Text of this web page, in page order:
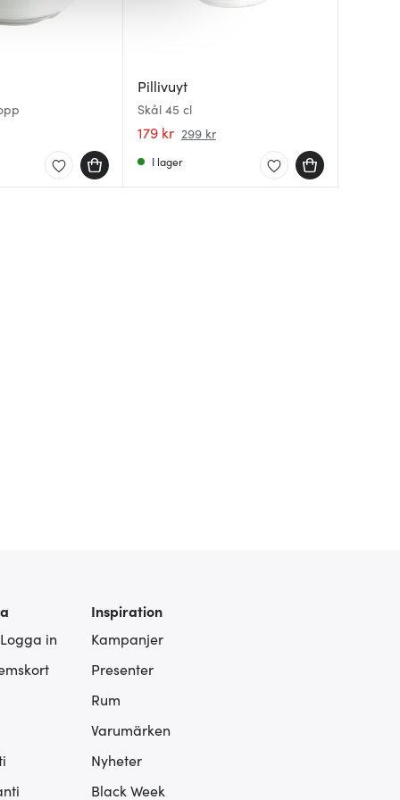
Pillivuyt
Skål 45 cl
179 kr 299 kr
I lager
in
Inspiration
Kampanjer
Presenter
Rum
Varumärken
Nyheter
Black Week